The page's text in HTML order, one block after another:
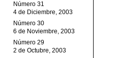
Número 31
4 de Diciembre, 2003
Número 30
6 de Noviembre, 2003
Número 29
2 de Octubre, 2003